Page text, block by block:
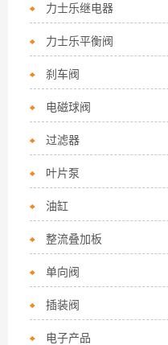
力士乐继电器
力士乐平衡阀
刹车阀
电磁球阀
过滤器
叶片泵
油缸
整流叠加板
单向阀
插装阀
电子产品